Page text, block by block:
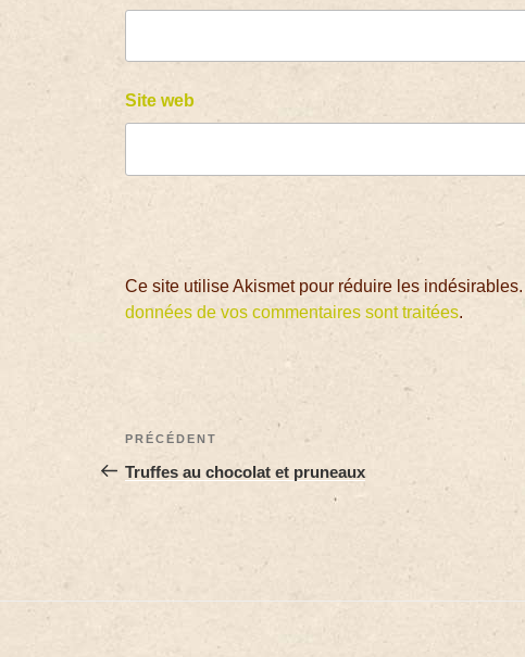
Site web
Ce site utilise Akismet pour réduire les indésirables.
données de vos commentaires sont traitées.
PRÉCÉDENT
Truffes au chocolat et pruneaux